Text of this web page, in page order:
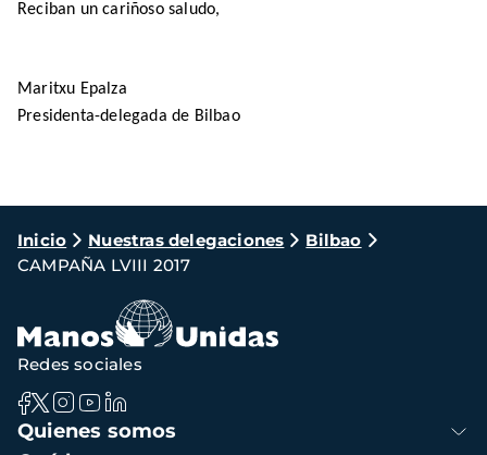
Reciban un cariñoso saludo,
Maritxu Epalza
Presidenta-delegada de Bilbao
Ruta
de
navegación
Inicio Nuestras delegaciones
Bilbao
CAMPAÑA LVIII 2017
Navegación
principal
Quienes somos
Redes sociales